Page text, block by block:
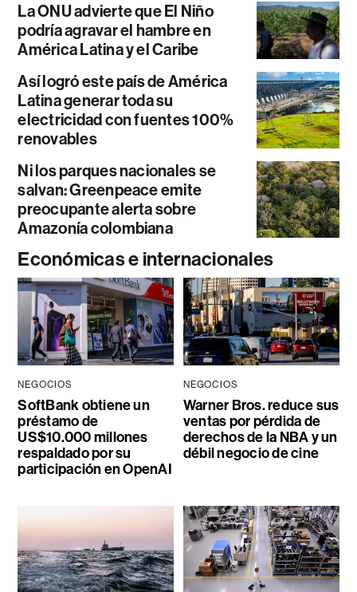
La ONU advierte que El Niño
podría agravar el hambre en
América Latina y el Caribe
Así logró este país de América
Latina generar toda su
electricidad con fuentes 100%
renovables
Ni los parques nacionales se
salvan: Greenpeace emite
preocupante alerta sobre
Amazonía colombiana
Económicas e internacionales
NEGOCIOS
SoftBank obtiene un
préstamo de
US$10.000 millones
respaldado por su
participación en OpenAI
NEGOCIOS
Warner Bros. reduce sus
ventas por pérdida de
derechos de la NBA y un
débil negocio de cine